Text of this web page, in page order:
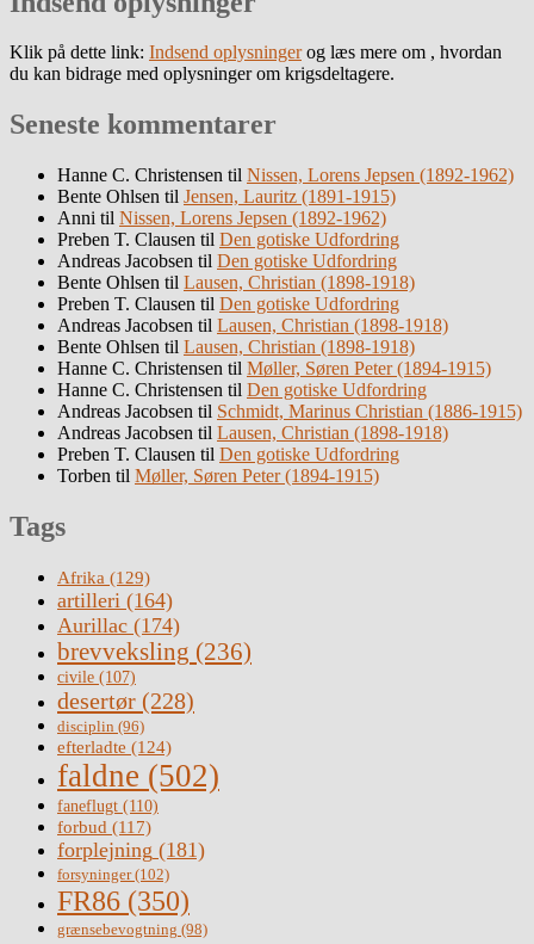
Klik på dette link: Indsend oplysningerog læs mere om , hvordan
du kan bidrage med oplysninger om krigsdeltagere.
Seneste kommentarer
Hanne C. Christensen til Nissen, Lorens Jepsen (1892-1962)
Bente Ohlsen til Jensen, Lauritz (1891-1915)
Anni til Nissen, Lorens Jepsen (1892-1962)
Preben T. Clausen til Den gotiske Udfordring
Andreas Jacobsen til Den gotiske Udfordring
Bente Ohlsen til Lausen, Christian (1898-1918)
Preben T. Clausen til Den gotiske Udfordring
Andreas Jacobsen til Lausen, Christian (1898-1918)
Bente Ohlsen til Lausen, Christian (1898-1918)
Hanne C. Christensen til Møller, Søren Peter (1894-1915)
Hanne C. Christensen til Den gotiske Udfordring
Andreas Jacobsen til Schmidt, Marinus Christian (1886-1915)
Andreas Jacobsen til Lausen, Christian (1898-1918)
Preben T. Clausen til Den gotiske Udfordring
Torben til Møller, Søren Peter (1894-1915)
Tags
Afrika (129)
artilleri (164)
Aurillac (174)
brevveksling (236)
civile (107)
desertør (228)
disciplin (96)
efterladte (124)
faldne (502)
faneflugt (110)
forbud (117)
forplejning (181)
forsyninger(102)
FR86 (350)
grænsebevogtning (98)